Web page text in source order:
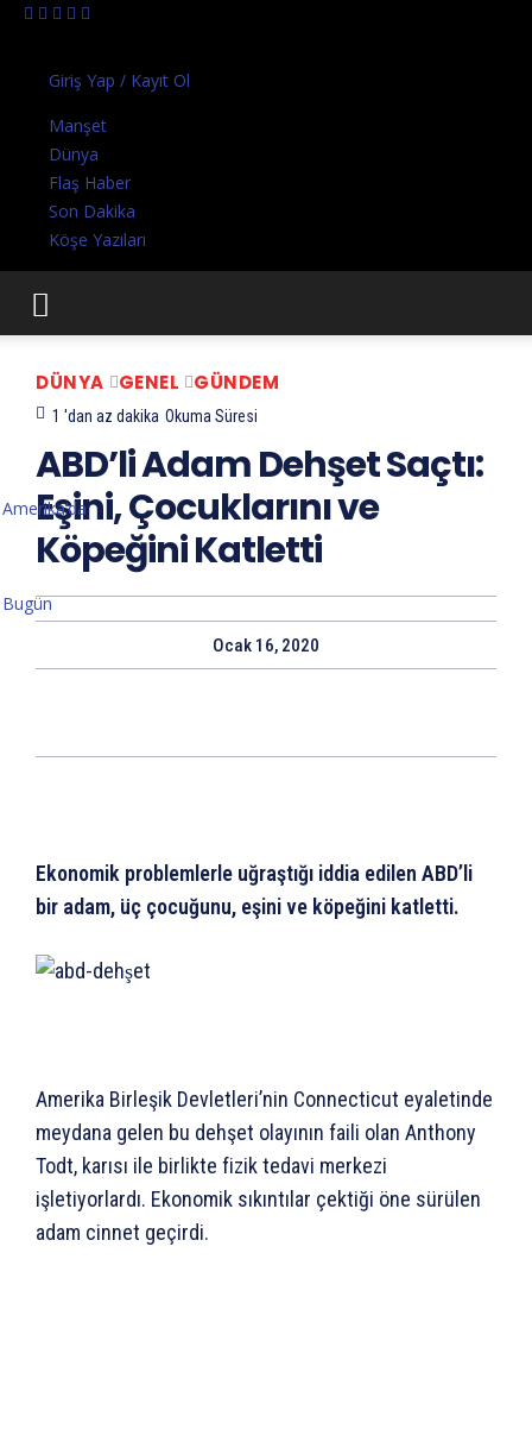
Giriş Yap / Kayıt Ol
Manşet
Dünya
Flaş Haber
Son Dakika
Köşe Yazıları
Amerika’da
Bugün
DÜNYA GENEL GÜNDEM
1 'dan az dakika Okuma Süresi
ABD’li Adam Dehşet Saçtı:
Eşini, Çocuklarını ve
Köpeğini Katletti
Ocak 16, 2020
Ekonomik problemlerle uğraştığı iddia edilen ABD’li
bir adam, üç çocuğunu, eşini ve köpeğini katletti.
Amerika Birleşik Devletleri’nin Connecticut eyaletinde
meydana gelen bu dehşet olayının faili olan Anthony
Todt, karısı ile birlikte fizik tedavi merkezi
işletiyorlardı. Ekonomik sıkıntılar çektiği öne sürülen
adam cinnet geçirdi.